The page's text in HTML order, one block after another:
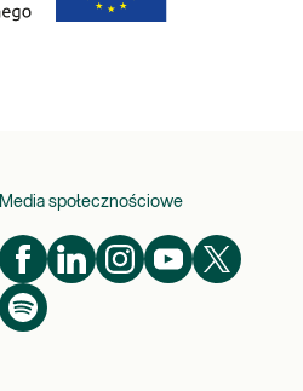
Media społecznościowe